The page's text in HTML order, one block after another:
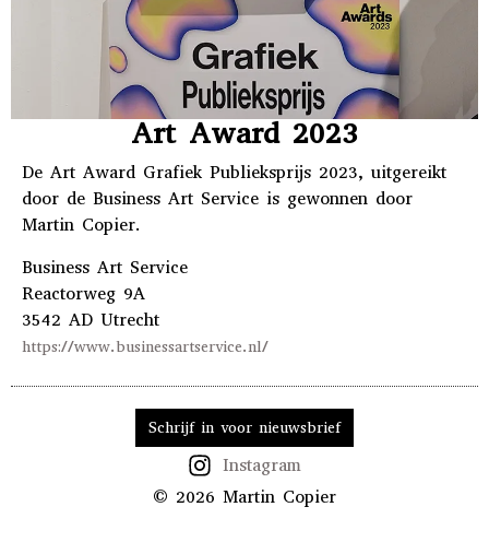
Art Award 2023
De Art Award Grafiek Publieksprijs 2023, uitgereikt
door de Business Art Service is gewonnen door
Martin Copier.
Business Art Service
Reactorweg 9A
3542 AD Utrecht
https://www.businessartservice.nl/
Schrijf in voor nieuwsbrief
Instagram
© 2026 Martin Copier